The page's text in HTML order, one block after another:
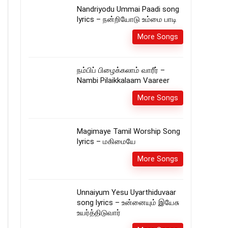
Nandriyodu Ummai Paadi song
lyrics – நன்றியோடு உம்மை பாடி
More Songs
நம்பிப் பிழைக்கலாம் வாரீர் –
Nambi Pilaikkalaam Vaareer
More Songs
Magimaye Tamil Worship Song
lyrics – மகிமையே
More Songs
Unnaiyum Yesu Uyarthiduvaar
song lyrics – உன்னையும் இயேசு
உயர்த்திடுவார்